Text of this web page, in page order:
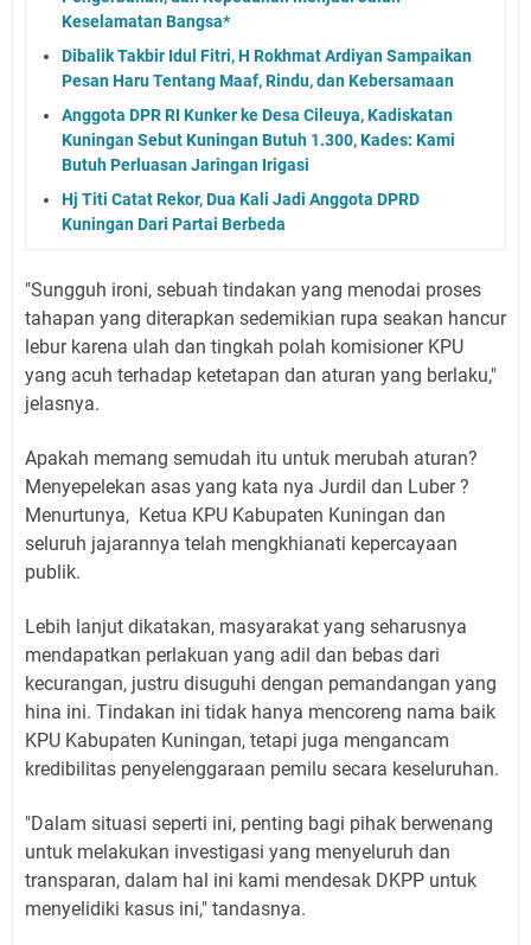
Keselamatan Bangsa*
Dibalik Takbir Idul Fitri, H Rokhmat Ardiyan Sampaikan
Pesan Haru Tentang Maaf, Rindu, dan Kebersamaan
Anggota DPR RI Kunker ke Desa Cileuya, Kadiskatan
Kuningan Sebut Kuningan Butuh 1.300, Kades: Kami
Butuh Perluasan Jaringan Irigasi
Hj Titi Catat Rekor, Dua Kali Jadi Anggota DPRD
Kuningan Dari Partai Berbeda
"Sungguh ironi, sebuah tindakan yang menodai proses
tahapan yang diterapkan sedemikian rupa seakan hancur
lebur karena ulah dan tingkah polah komisioner KPU
yang acuh terhadap ketetapan dan aturan yang berlaku,"
jelasnya.
Apakah memang semudah itu untuk merubah aturan?
Menyepelekan asas yang kata nya Jurdil dan Luber ?
Menurtunya, Ketua KPU Kabupaten Kuningan dan
seluruh jajarannya telah mengkhianati kepercayaan
publik.
Lebih lanjut dikatakan, masyarakat yang seharusnya
mendapatkan perlakuan yang adil dan bebas dari
kecurangan, justru disuguhi dengan pemandangan yang
hina ini. Tindakan ini tidak hanya mencoreng nama baik
KPU Kabupaten Kuningan, tetapi juga mengancam
kredibilitas penyelenggaraan pemilu secara keseluruhan.
"Dalam situasi seperti ini, penting bagi pihak berwenang
untuk melakukan investigasi yang menyeluruh dan
transparan, dalam hal ini kami mendesak DKPP untuk
menyelidiki kasus ini," tandasnya.